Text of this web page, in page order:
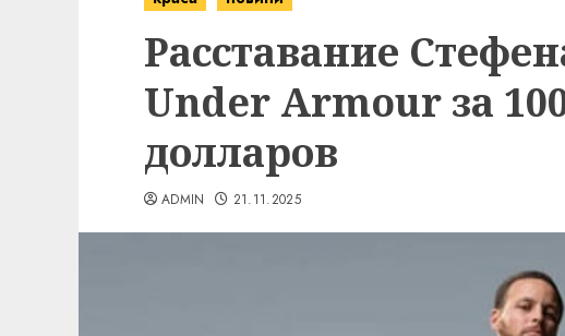
Расставание
Under Armour за
долларов
ADMIN 21.11.2025